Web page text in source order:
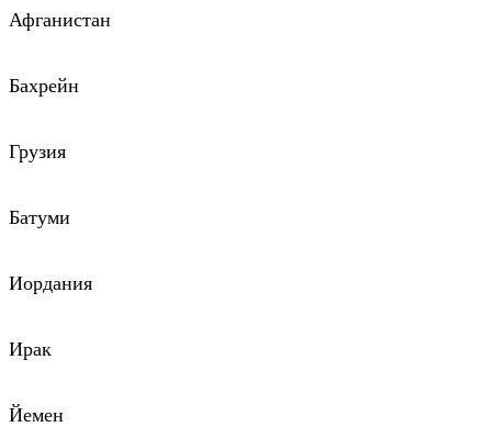
Афганистан
Бахрейн
Грузия
Батуми
Иордания
Ирак
Йемен